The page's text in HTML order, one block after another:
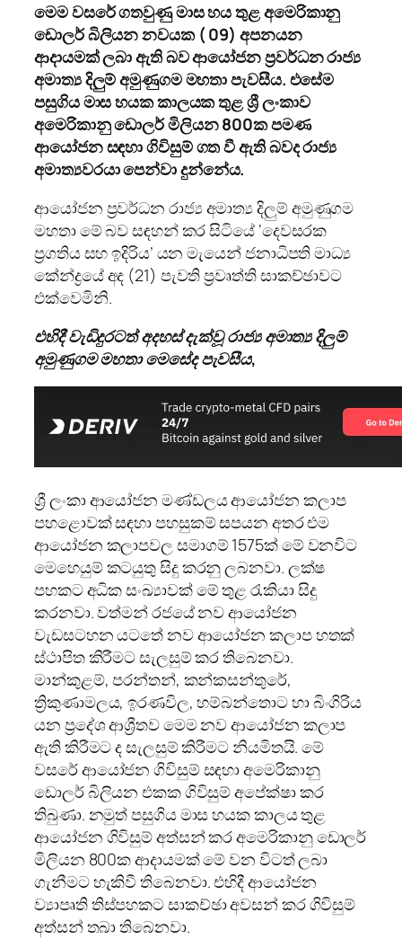
මෙම වසරේ ගතවුණු මාස හය තුළ අමෙරිකානු
ඩොලර් බිලියන නවයක ( 09) අපනයන
ආදායමක් ලබා ඇති බව ආයෝජන ප්‍රවර්ධන රාජ්‍ය
අමාත්‍ය දිලුම් අමුණුගම මහතා පැවසීය. එසේම
පසුගිය මාස හයක කාලයක තුළ ශ්‍රී ලංකාව
අමෙරිකානු ඩොලර් මිලියන 800ක පමණ
ආයෝජන සඳහා ගිවිසුම් ගත වී ඇති බවද රාජ්‍ය
අමාත්‍යවරයා පෙන්වා දුන්නේය.
ආයෝජන ප්‍රවර්ධන රාජ්‍ය අමාත්‍ය දිලුම් අමුණුගම
මහතා මේ බව සඳහන් කර සිටියේ ‘දෙවසරක
ප්‍රගතිය සහ ඉදිරිය’ යන මැයෙන් ජනාධිපති මාධ්‍ය
කේන්ද්‍රයේ අද (21) පැවති ප්‍රවෘත්ති සාකච්ඡාවට
එක්වෙමිනි.
එහිදී වැඩිදුරටත් අදහස් දැක්වූ රාජ්‍ය අමාත්‍ය දිලුම්
අමුණුගම මහතා මෙසේද පැවසීය,
ශ්‍රී ලංකා ආයෝජන මණ්ඩලය ආයෝජන කලාප
පහළොවක් සඳහා පහසුකම් සපයන අතර එම
ආයෝජන කලාපවල සමාගම් 1575ක් මේ වනවිට
මෙහෙයුම් කටයුතු සිදු කරනු ලබනවා. ලක්ෂ
පහකට අධික සංඛ්‍යාවක් මේ තුළ රැකියා සිදු
කරනවා. වත්මන් රජයේ නව ආයෝජන
වැඩසටහන යටතේ නව ආයෝජන කලාප හතක්
ස්ථාපිත කිරීමට සැලසුම් කර තිබෙනවා.
මාන්කුළම්, පරන්තන්, කන්කසන්තුරේ,
ත්‍රිකුණාමලය, ඉරණවිල, හම්බන්තොට හා බිංගිරිය
යන ප්‍රදේශ ආශ්‍රීතව මෙම නව ආයෝජන කලාප
ඇති කිරීමට ද සැලසුම් කිරීමට නියමිතයි. මේ
වසරේ ආයෝජන ගිවිසුම් සඳහා අමෙරිකානු
ඩොලර් බිලියන එකක ගිවිසුම් අපේක්ෂා කර
තිබුණා. නමුත් පසුගිය මාස හයක කාලය තුළ
ආයෝජන ගිවිසුම් අත්සන් කර අමෙරිකානු ඩොලර්
මිලියන 800ක ආදායමක් මේ වන විටත් ලබා
ගැනීමට හැකිවී තිබෙනවා. එහිදී ආයෝජන
ව්‍යාපෘති තිස්පහකට සාකච්ඡා අවසන් කර ගිවිසුම්
අත්සන් තබා තිබෙනවා.